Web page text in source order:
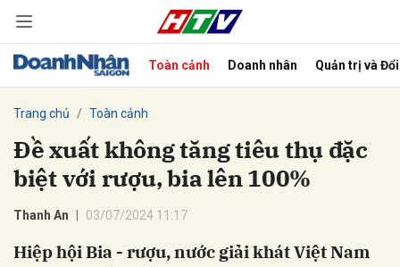
Toàn cảnh Doanh nhân Quản trị và
Trang chủ Toàn cảnh
Đề xuất không tăng tiêu thụ đặc
biệt với rượu, bia lên 100%
Thanh An 03/07/2024 11:17
Hiệp hội Bia - rượu, nước giải khát Việt Nam